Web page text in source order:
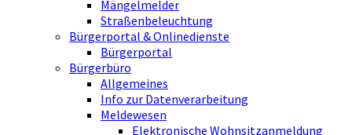
Mängelmelder
Straßenbeleuchtung
Bürgerportal & Onlinedienste
Bürgerportal
Bürgerbüro
Allgemeines
Info zur Datenverarbeitung
Meldewesen
Elektronische Wohnsitzanmeldung